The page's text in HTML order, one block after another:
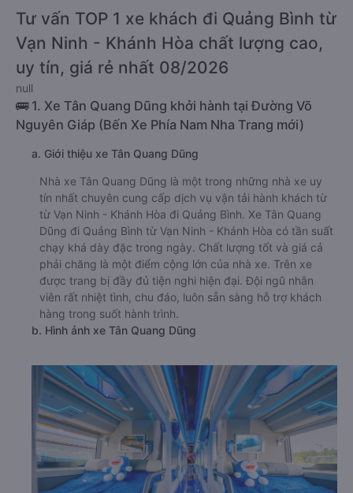
Tư vấn TOP 1 xe khách đi Quảng Bình từ
Vạn Ninh - Khánh Hòa chất lượng cao,
uy tín, giá rẻ nhất 08/2026
null
🚌 1. Xe Tân Quang Dũng khởi hành tại Đường Võ
Nguyên Giáp (Bến Xe Phía Nam Nha Trang mới)
a. Giới thiệu xe Tân Quang Dũng
Nhà xe Tân Quang Dũng là một trong những nhà xe uy
tín nhất chuyên cung cấp dịch vụ vận tải hành khách từ
từ Vạn Ninh - Khánh Hòa đi Quảng Bình. Xe Tân Quang
Dũng đi Quảng Bình từ Vạn Ninh - Khánh Hòa có tần suất
chạy khá dày đặc trong ngày. Chất lượng tốt và giá cả
phải chăng là một điểm cộng lớn của nhà xe. Trên xe
được trang bị đầy đủ tiện nghi hiện đại. Đội ngũ nhân
viên rất nhiệt tình, chu đáo, luôn sẵn sàng hỗ trợ khách
hàng trong suốt hành trình.
b. Hình ảnh xe Tân Quang Dũng